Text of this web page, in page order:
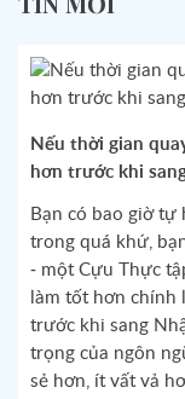
Nếu thời gian
hơn trước khi
Bạn có bao giờ
trong quá khứ,
- một Cựu Thực
làm tốt hơn chính
trước khi sang
trọng của ngôn
sẻ hơn, ít vất vả